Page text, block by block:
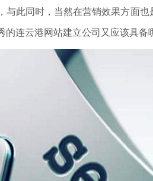
此同时，当然在营销效果方面
连云港网站建立公司又应该具备